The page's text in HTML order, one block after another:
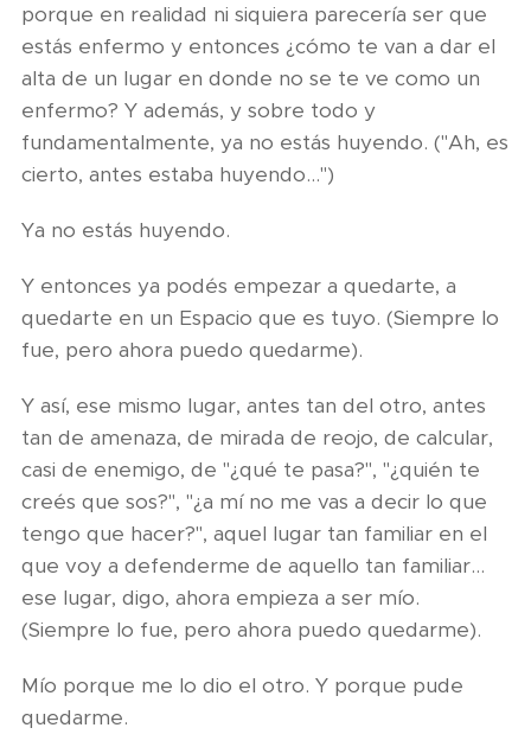
porque en realidad ni siquiera parecería ser que
estás enfermo y entonces ¿cómo te van a dar el
alta de un lugar en donde no se te ve como un
enfermo? Y además, y sobre todo y
fundamentalmente, ya no estás huyendo. ("Ah, es
cierto, antes estaba huyendo…")
Ya no estás huyendo.
Y entonces ya podés empezar a quedarte, a
quedarte en un Espacio que es tuyo. (Siempre lo
fue, pero ahora puedo quedarme).
Y así, ese mismo lugar, antes tan del otro, antes
tan de amenaza, de mirada de reojo, de calcular,
casi de enemigo, de "¿qué te pasa?", "¿quién te
creés que sos?", "¿a mí no me vas a decir lo que
tengo que hacer?", aquel lugar tan familiar en el
que voy a defenderme de aquello tan familiar…
ese lugar, digo, ahora empieza a ser mío.
(Siempre lo fue, pero ahora puedo quedarme).
Mío porque me lo dio el otro. Y porque pude
quedarme.